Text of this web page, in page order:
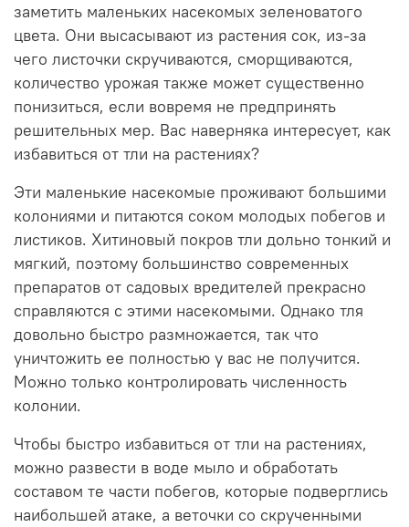
заметить маленьких насекомых зеленоватого
цвета. Они высасывают из растения сок, из-за
чего листочки скручиваются, сморщиваются,
количество урожая также может существенно
понизиться, если вовремя не предпринять
решительных мер. Вас наверняка интересует, как
избавиться от тли на растениях?
Эти маленькие насекомые проживают большими
колониями и питаются соком молодых побегов и
листиков. Хитиновый покров тли дольно тонкий и
мягкий, поэтому большинство современных
препаратов от садовых вредителей прекрасно
справляются с этими насекомыми. Однако тля
довольно быстро размножается, так что
уничтожить ее полностью у вас не получится.
Можно только контролировать численность
колонии.
Чтобы быстро избавиться от тли на растениях,
можно развести в воде мыло и обработать
составом те части побегов, которые подверглись
наибольшей атаке, а веточки со скрученными